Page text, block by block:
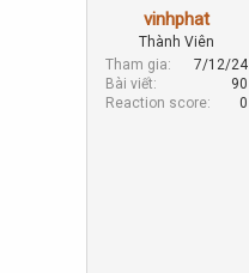
t
e
vinhphat
Thành Viên
Tham gia
7/12/24
Bài viết
90
Reaction score
0